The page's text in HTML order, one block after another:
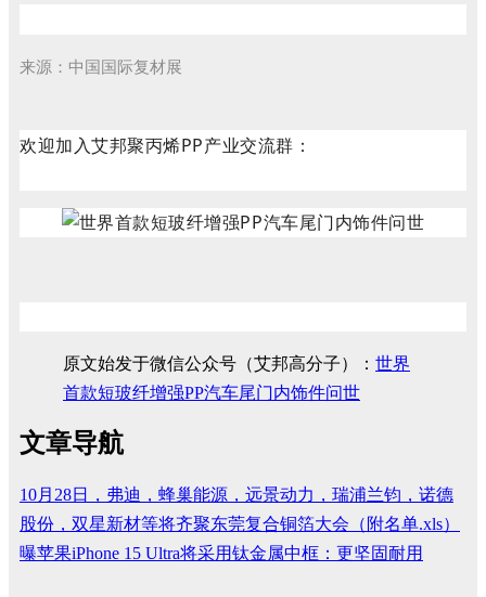
来源：中国国际复材展
欢迎加入艾邦聚丙烯PP产业交流群：
原文始发于微信公众号（艾邦高分子）： 世界
首款短玻纤增强PP汽车尾门内饰件问世
文章导航
10月28日，弗迪，蜂巢能源，远景动力，瑞浦兰钧，诺德
股份，双星新材等将齐聚东莞复合铜箔大会（附名单.xls）
曝苹果iPhone 15 Ultra将采用钛金属中框：更坚固耐用